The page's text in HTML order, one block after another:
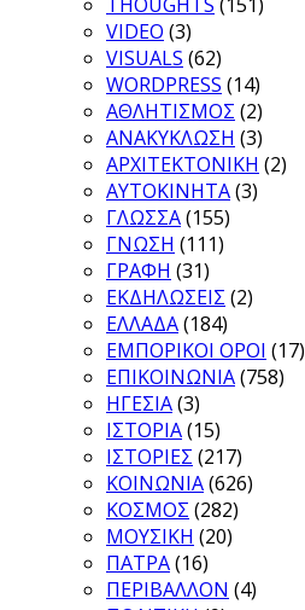
VIDEO (3)
VISUALS (62)
WORDPRESS (14)
ΑΘΛΗΤΙΣΜΟΣ (2)
ΑΝΑΚΥΚΛΩΣΗ (3)
ΑΡΧΙΤΕΚΤΟΝΙΚΗ (2)
ΑΥΤΟΚΙΝΗΤΑ(3)
ΓΛΩΣΣΑ(155)
ΓΝΩΣΗ (111)
ΓΡΑΦΗ (31)
ΕΚΔΗΛΩΣΕΙΣ (2)
ΕΛΛΑΔΑ(184)
ΕΜΠΟΡΙΚΟΙ ΟΡΟΙ (17)
ΕΠΙΚΟΙΝΩΝΙΑ(758)
ΗΓΕΣΙΑ(3)
ΙΣΤΟΡΙΑ(15)
ΙΣΤΟΡΙΕΣ (217)
ΚΟΙΝΩΝΙΑ(626)
ΚΟΣΜΟΣ (282)
ΜΟΥΣΙΚΗ (20)
ΠΑΤΡΑ(16)
ΠΕΡΙΒΑΛΛΟΝ (4)